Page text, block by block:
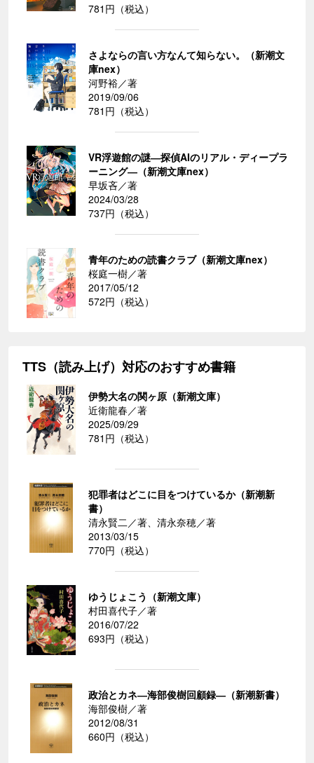
781円（税込）
さよならの言い方なんて知らない。（新潮文
庫nex）
河野裕／著
2019/09/06
781円（税込）
VR浮遊館の謎―探偵AIのリアル・ディープラ
ーニング―（新潮文庫nex）
早坂吝／著
2024/03/28
737円（税込）
青年のための読書クラブ（新潮文庫nex）
桜庭一樹／著
2017/05/12
572円（税込）
TTS（読み上げ）対応のおすすめ書籍
伊勢大名の関ヶ原（新潮文庫）
近衛龍春／著
2025/09/29
781円（税込）
犯罪者はどこに目をつけているか（新潮新
書）
清永賢二／著、清永奈穂／著
2013/03/15
770円（税込）
ゆうじょこう（新潮文庫）
村田喜代子／著
2016/07/22
693円（税込）
政治とカネ―海部俊樹回顧録―（新潮新書）
海部俊樹／著
2012/08/31
660円（税込）